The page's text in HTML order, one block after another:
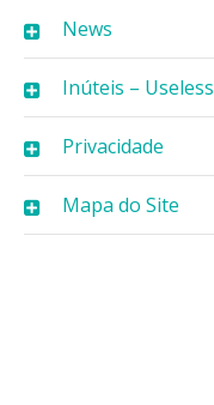
News
Inúteis – Useless
Privacidade
Mapa do Site